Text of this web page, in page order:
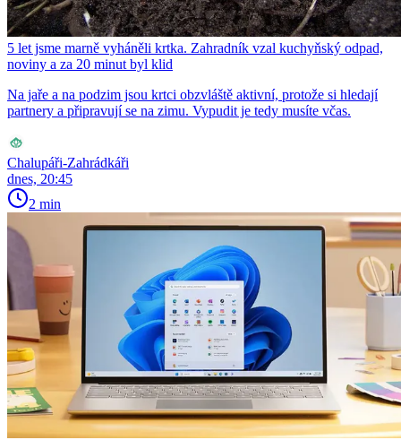
5 let jsme marně vyháněli krtka. Zahradník vzal kuchyňský odpad,
noviny a za 20 minut byl klid
Na jaře a na podzim jsou krtci obzvláště aktivní, protože si hledají
partnery a připravují se na zimu. Vypudit je tedy musíte včas.
Chalupáři-Zahrádkáři
dnes, 20:45
2 min